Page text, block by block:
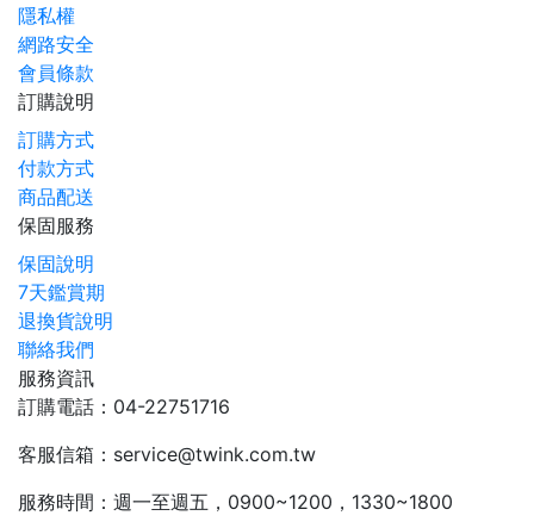
隱私權
網路安全
會員條款
訂購說明
訂購方式
付款方式
商品配送
保固服務
保固說明
7天鑑賞期
退換貨說明
聯絡我們
服務資訊
訂購電話：04-22751716
客服信箱：service@twink.com.tw
服務時間：週一至週五，0900~1200，1330~1800